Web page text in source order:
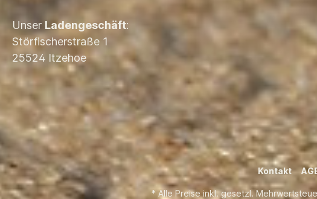
Unser Ladengeschäft:
Störfischerstraße 1
25524 Itzehoe
Kontakt
* Alle Preise inkl. gesetzl.